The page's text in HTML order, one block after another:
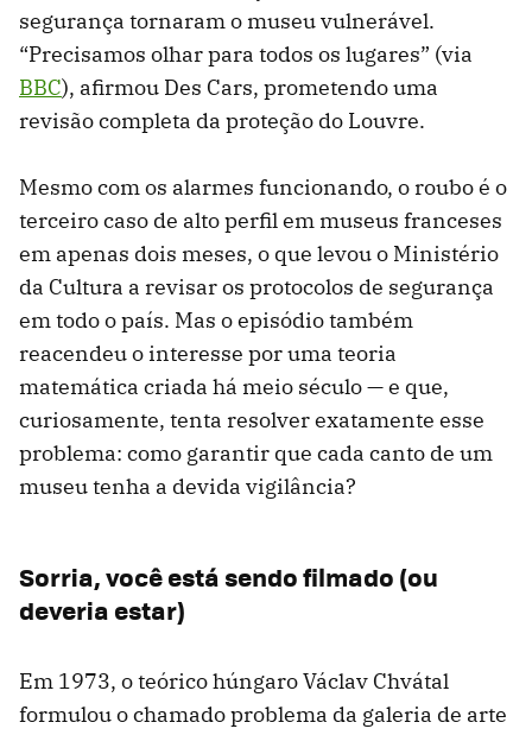
segurança tornaram o museu vulnerável.
“Precisamos olhar para todos os lugares” (via
BBC), afirmou Des Cars, prometendo uma
revisão completa da proteção do Louvre.
Mesmo com os alarmes funcionando, o roubo é o
terceiro caso de alto perfil em museus franceses
em apenas dois meses, o que levou o Ministério
da Cultura a revisar os protocolos de segurança
em todo o país. Mas o episódio também
reacendeu o interesse por uma teoria
matemática criada há meio século — e que,
curiosamente, tenta resolver exatamente esse
problema: como garantir que cada canto de um
museu tenha a devida vigilância?
Sorria, você está sendo filmado (ou
deveria estar)
Em 1973, o teórico húngaro Václav Chvátal
formulou o chamado problema da galeria de arte